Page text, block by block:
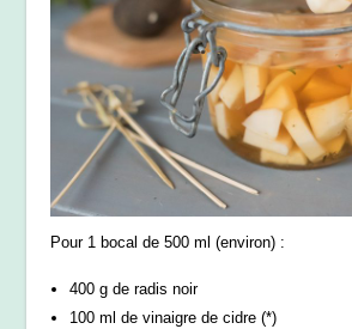
Pour 1 bocal de 500 ml (environ) :
400 g de radis noir
100 ml de vinaigre de cidre (*)